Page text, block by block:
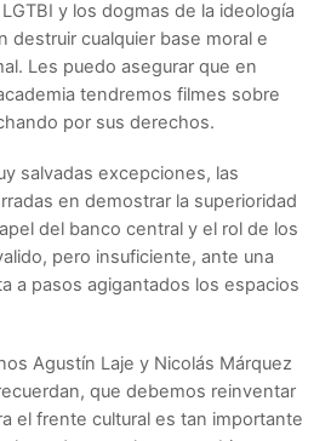
y los dogmas de la ideología
destruir cualquier base moral e
Les puedo asegurar que en
tendremos filmes sobre
por sus derechos.
salvadas excepciones, las
en demostrar la superioridad
del banco central y el rol de los
pero insuficiente, ante una
a pasos agigantados los espacios
Agustín Laje y Nicolás Márquez
que debemos reinventar
el frente cultural es tan importante